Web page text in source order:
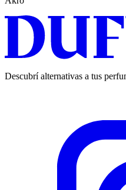
Descubrí alternativas a tus